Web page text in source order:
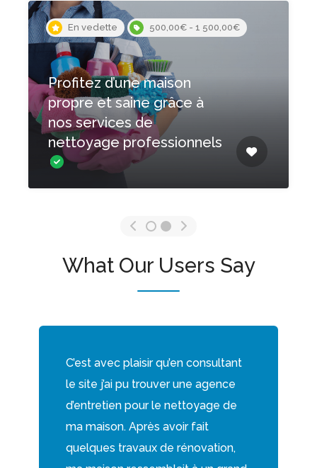
En vedette
Faites briller votre
entreprise grâce à nos
services de nettoyage
commerciaux
What Our Users Say
C’est avec plaisir qu’en consultant
le site j’ai pu trouver une agence
d’entretien pour le nettoyage de
ma maison. Après avoir fait
quelques travaux de rénovation,